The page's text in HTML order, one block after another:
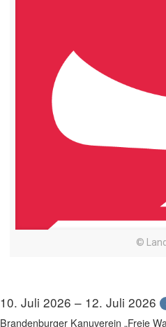
©
10. Juli 2026 – 12. Juli 2026
Brandenburger Kanuverein „Freie